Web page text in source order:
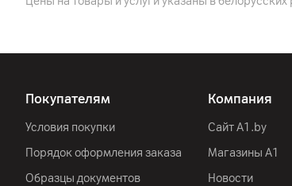
Аудио
Гарантия
Покупателям
Условия покупки
Порядок оформления заказа
Образцы документов
Компания
Сайт A1.by
Магазины А1
Новости